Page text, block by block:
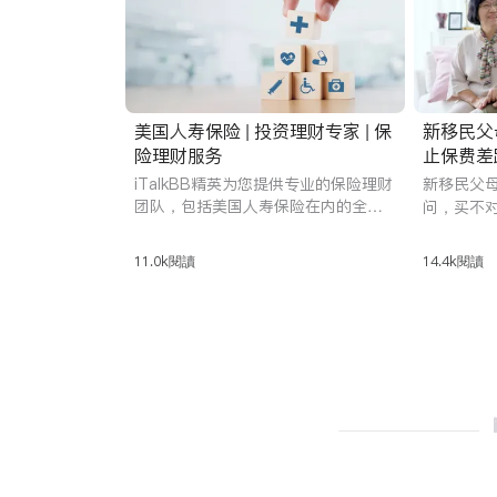
美国人寿保险 | 投资理财专家 | 保
险理财服务
iTalkBB精英为您提供专业的保险理财
团队，包括美国人寿保险在内的全面
险到各种投资理财产品，旨在满足用
户的需求，保障您的未来。
11.0k閱讀
新移民
止保费
新移民父
问，买不
类到费用
比，一
14.4k閱讀